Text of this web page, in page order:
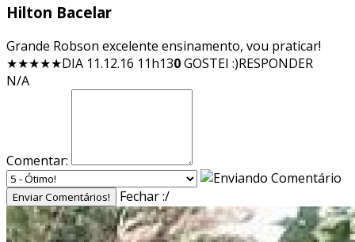
Hilton Bacelar
Grande Robson excelente ensinamento, vou praticar!
★★★★★DIA 11.12.16 11h130GOSTEI :)RESPONDER
N/A
Comentar:
Enviar Comentários! Fechar :/